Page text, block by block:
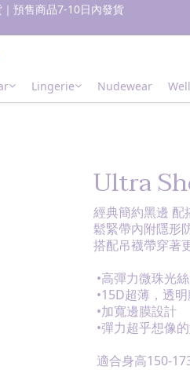
預售商品7-10日內發貨
台灣 消費滿$1000免運費
預售商品7-10日內發貨
Lingerie Nudewear
Ultra
經典簡約黑邊 配
鬆緊帶內附隱形
搭配吊襪帶穿著
•高彈力微珠光
•15D超薄，透
•加寬邊膜設計
•彈力超乎想像
適合身高150-